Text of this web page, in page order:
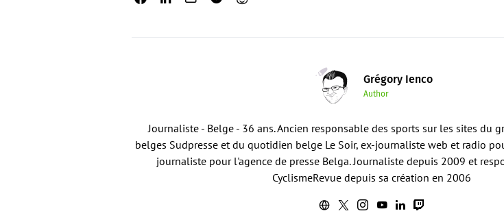
Grégory Ienco
Author
Journaliste - Belge - 36 ans. Ancien responsable des sports sur les sites du
belges Sudpresse et du quotidien belge Le Soir, ex-journaliste web et radio
journaliste pour l'agence de presse Belga. Journaliste depuis 2009 et
CyclismeRevue depuis sa création en 2006